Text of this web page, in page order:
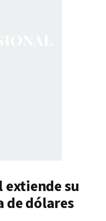
extiende su
de dólares